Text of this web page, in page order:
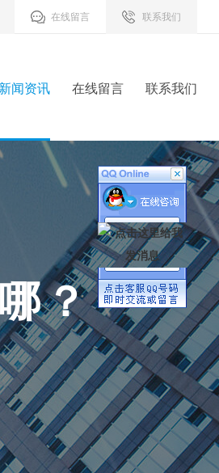
在线留言 联系我们
新闻资讯 在线留言 联系我们
哪？